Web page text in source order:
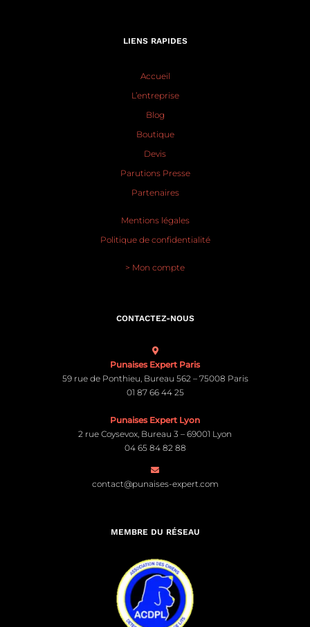
LIENS RAPIDES
Accueil
L’entreprise
Blog
Boutique
Devis
Parutions Presse
Partenaires
Mentions légales
Politique de confidentialité
> Mon compte
CONTACTEZ-NOUS
Punaises Expert Paris
59 rue de Ponthieu, Bureau 562 – 75008 Paris
01 87 66 44 25
Punaises Expert Lyon
2 rue Coysevox, Bureau 3 – 69001 Lyon
04 65 84 82 88
contact@punaises-expert.com
MEMBRE DU RÉSEAU